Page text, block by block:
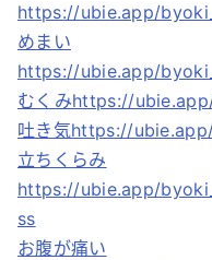
https://ubie.app/
めまい
https://ubie.app/
むくみhttps://
吐き気https://
立ちくらみ
https://ubie.app/
ss
お腹が痛い